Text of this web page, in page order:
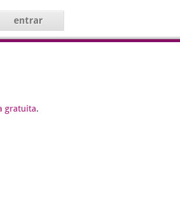
entrar
gratuita.